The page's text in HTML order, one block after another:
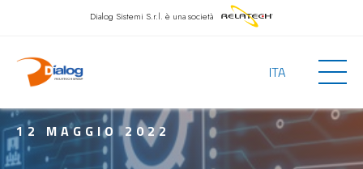
Dialog Sistemi S.r.l. è una società
ITA
12 MAGGIO 2022